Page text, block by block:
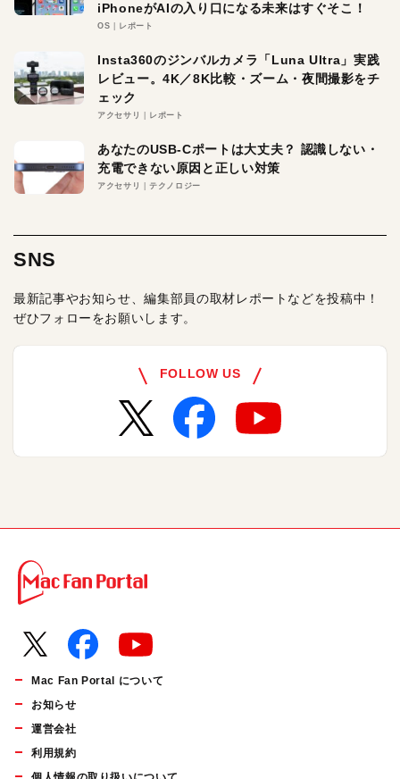
iPhoneがAIの入り口になる未来はすぐそこ！
OS レポート
Insta360のジンバルカメラ「Luna Ultra」実践
レビュー。4K／8K比較・ズーム・夜間撮影をチ
ェック
アクセサリ レポート
あなたのUSB-Cポートは大丈夫？ 認識しない・
充電できない原因と正しい対策
アクセサリ テクノロジー
SNS
最新記事やお知らせ、編集部員の取材レポートなどを投稿中！
ぜひフォローをお願いします。
FOLLOW US
Mac Fan Portal について
お知らせ
運営会社
利用規約